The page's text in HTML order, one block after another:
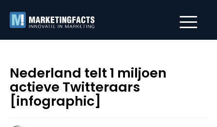
Nederland telt 1 miljoen
actieve Twitteraars
[infographic]